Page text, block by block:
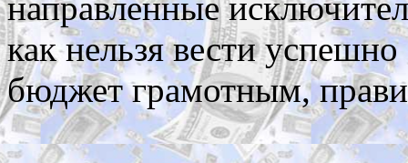
направленные
как нельзя вести
бюджет грамотным,